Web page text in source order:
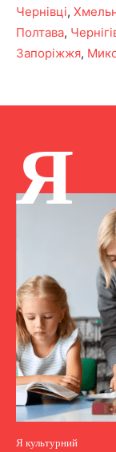
Чернівці,
Полтава,
Запоріжжя,
Я
Я культурний